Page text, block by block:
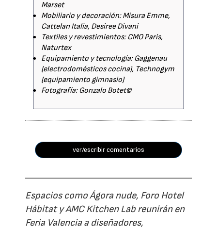
Marset
Mobiliario y decoración: Misura Emme,
Cattelan Italia, Desiree Divani
Textiles y revestimientos: CMO Paris,
Naturtex
Equipamiento y tecnología: Gaggenau
(electrodomésticos cocina), Technogym
(equipamiento gimnasio)
Fotografía: Gonzalo Botet©
ver/escribir comentarios
Espacios como Ágora nude, Foro Hotel
Hábitat y AMC Kitchen Lab reunirán en
Feria Valencia a diseñadores,